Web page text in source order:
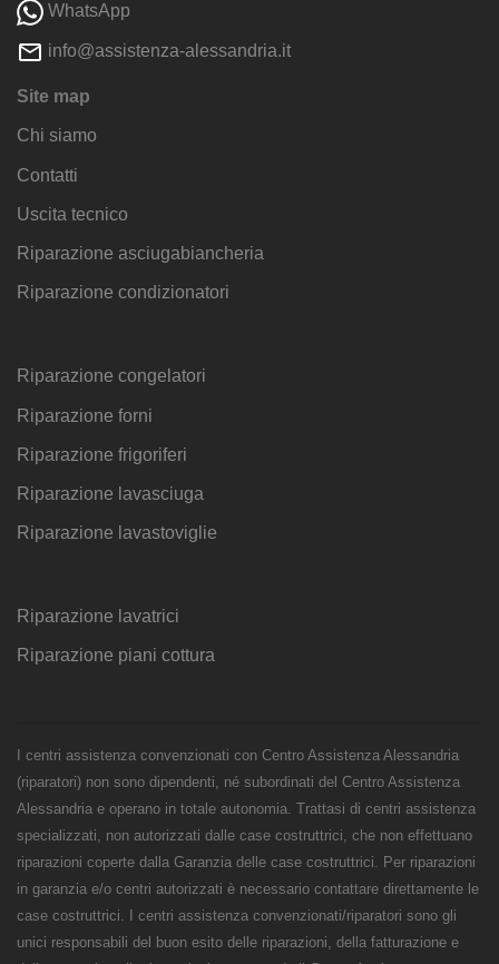
WhatsApp
info@assistenza-alessandria.it
Site map
Chi siamo
Contatti
Uscita tecnico
Riparazione asciugabiancheria
Riparazione condizionatori
Riparazione congelatori
Riparazione forni
Riparazione frigoriferi
Riparazione lavasciuga
Riparazione lavastoviglie
Riparazione lavatrici
Riparazione piani cottura
I centri assistenza convenzionati con Centro Assistenza Alessandria
(riparatori) non sono dipendenti, né subordinati del Centro Assistenza
Alessandria e operano in totale autonomia. Trattasi di centri assistenza
specializzati, non autorizzati dalle case costruttrici, che non effettuano
riparazioni coperte dalla Garanzia delle case costruttrici. Per riparazioni
in garanzia e/o centri autorizzati è necessario contattare direttamente le
case costruttrici. I centri assistenza convenzionati/riparatori sono gli
unici responsabili del buon esito delle riparazioni, della fatturazione e